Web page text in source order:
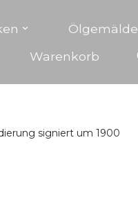
Ölgemälde
Warenkorb
signiert um 1900